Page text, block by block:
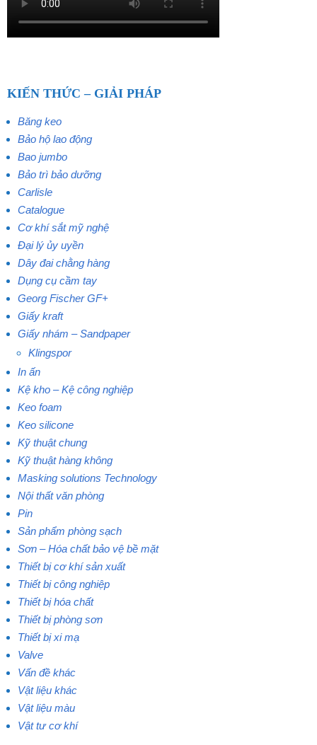
KIẾN THỨC – GIẢI PHÁP
Băng keo
Bảo hộ lao động
Bao jumbo
Bảo trì bảo dưỡng
Carlisle
Catalogue
Cơ khí sắt mỹ nghệ
Đại lý ủy uyền
Dây đai chằng hàng
Dụng cụ cầm tay
Georg Fischer GF+
Giấy kraft
Giấy nhám – Sandpaper
Klingspor
In ấn
Kệ kho – Kệ công nghiệp
Keo foam
Keo silicone
Kỹ thuật chung
Kỹ thuật hàng không
Masking solutions Technology
Nội thất văn phòng
Pin
Sản phẩm phòng sạch
Sơn – Hóa chất bảo vệ bề mặt
Thiết bị cơ khí sản xuất
Thiết bị công nghiệp
Thiết bị hóa chất
Thiết bị phòng sơn
Thiết bị xi mạ
Valve
Vấn đề khác
Vật liệu khác
Vật liệu màu
Vật tư cơ khí